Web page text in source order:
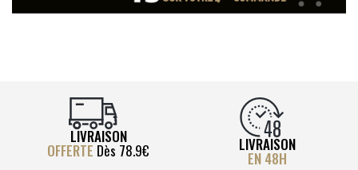
LIVRAISON
OFFERTE Dès 78.9€ LIVRAISON
EN 48H